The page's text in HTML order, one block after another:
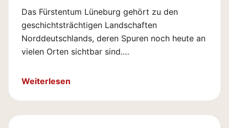
Das Fürstentum Lüneburg gehört zu den
geschichtsträchtigen Landschaften
Norddeutschlands, deren Spuren noch heute an
vielen Orten sichtbar sind.…
Weiterlesen